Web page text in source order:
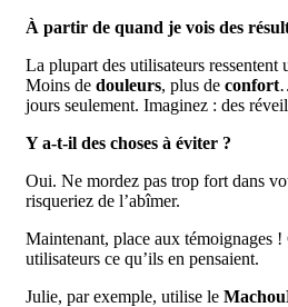
À partir de quand je vois des
La plupart des utilisateurs ressentent
Moins de douleurs, plus de confort
jours seulement. Imaginez : des
Y a-t-il des choses à éviter ?
Oui. Ne mordez pas trop fort dans
risqueriez de l’abîmer.
Maintenant, place aux témoignages !
utilisateurs ce qu’ils en pensaient.
Julie, par exemple, utilise le